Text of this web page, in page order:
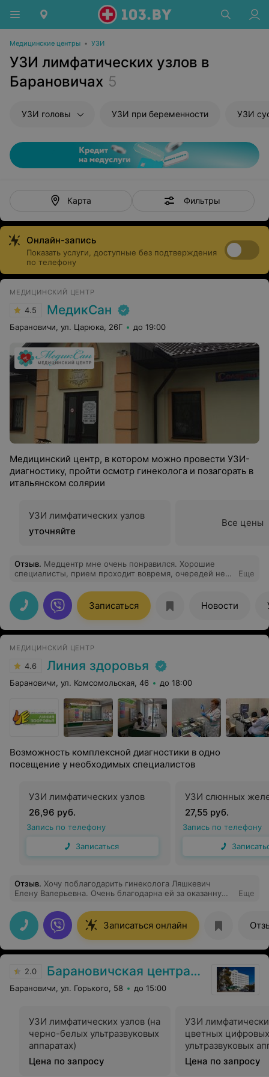
Медицинские центры • УЗИ
УЗИ лимфатических узлов в
Барановичах 5
УЗИ головы УЗИ при беременности УЗИ
Карта Фильтры
Онлайн-запись
Показать услуги, доступные без подтверждения
по телефону
МЕДИЦИНСКИЙ ЦЕНТР
4.5 МедикСан
Барановичи, ул. Царюка, 26Г до 19:00
Медицинский центр, в котором можно провести УЗИ-
диагностику, пройти осмотр гинеколога и позагорать в
итальянском солярии
УЗИ лимфатических узлов
уточняйте
Все цены
Отзыв. Медцентр мне очень понравился. Хорошие
специалисты, прием проходит вовремя, очередей нет.
ответили на все вопросы. Спасибо за вашу работу!
Еще
Записаться Новости
МЕДИЦИНСКИЙ ЦЕНТР
4.6 Линия здоровья
Барановичи, ул. Комсомольская, 46 до 18:00
Возможность комплексной диагностики в одно
посещение у необходимых специалистов
УЗИ лимфатических узлов
26,96 руб.
Запись по телефону
Записаться
УЗИ слюнных
27,55 руб.
Запись по телефону
Отзыв. Хочу поблагодарить гинеколога Ляшкевич
Елену Валерьевна. Очень благодарна ей за оказанную
записали в этот же день, что тоже было важно для
меня. Спасибо администраторам
Еще
Записаться онлайн
2.0 Барановичская центральная поликлиника
Барановичи, ул. Горького, 58 до 15:00
УЗИ лимфатических узлов (на
черно-белых ультразвуковых
аппаратах)
Цена по запросу
УЗИ
цветных цифровых
ультразвуковых
наличием
программного
Цена по запросу